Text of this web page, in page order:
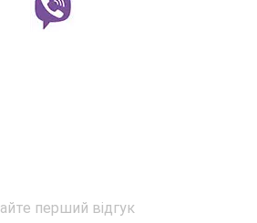
перший відгук